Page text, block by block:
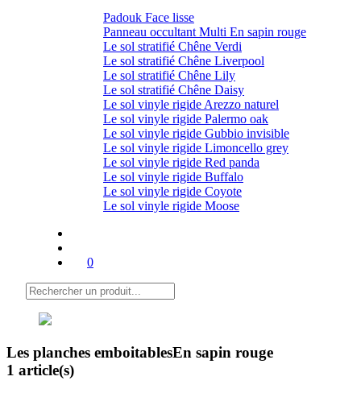
Padouk Face lisse
Panneau occultant Multi En sapin rouge
Le sol stratifié Chêne Verdi
Le sol stratifié Chêne Liverpool
Le sol stratifié Chêne Lily
Le sol stratifié Chêne Daisy
Le sol vinyle rigide Arezzo naturel
Le sol vinyle rigide Palermo oak
Le sol vinyle rigide Gubbio invisible
Le sol vinyle rigide Limoncello grey
Le sol vinyle rigide Red panda
Le sol vinyle rigide Buffalo
Le sol vinyle rigide Coyote
Le sol vinyle rigide Moose
0
Les planches emboitablesEn sapin rouge
1 article(s)